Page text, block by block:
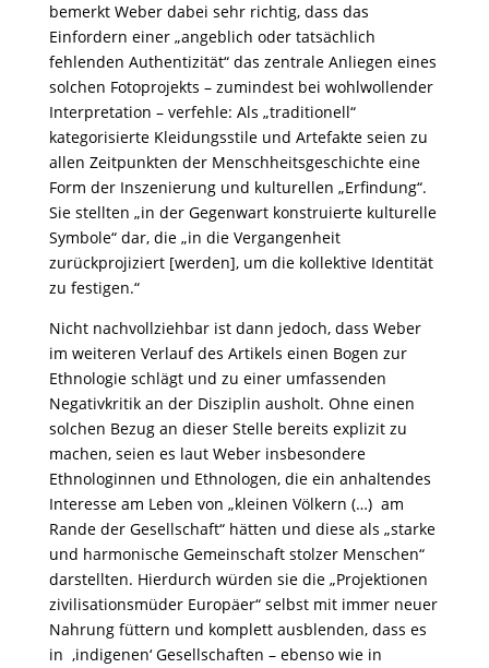
bemerkt Weber dabei sehr richtig, dass das
Einfordern einer „angeblich oder tatsächlich
fehlenden Authentizität“ das zentrale Anliegen eines
solchen Fotoprojekts – zumindest bei wohlwollender
Interpretation – verfehle: Als „traditionell“
kategorisierte Kleidungsstile und Artefakte seien zu
allen Zeitpunkten der Menschheitsgeschichte eine
Form der Inszenierung und kulturellen „Erfindung“.
Sie stellten „in der Gegenwart konstruierte kulturelle
Symbole“ dar, die „in die Vergangenheit
zurückprojiziert [werden], um die kollektive Identität
zu festigen.“
Nicht nachvollziehbar ist dann jedoch, dass Weber
im weiteren Verlauf des Artikels einen Bogen zur
Ethnologie schlägt und zu einer umfassenden
Negativkritik an der Disziplin ausholt. Ohne einen
solchen Bezug an dieser Stelle bereits explizit zu
machen, seien es laut Weber insbesondere
Ethnologinnen und Ethnologen, die ein anhaltendes
Interesse am Leben von „kleinen Völkern (…) am
Rande der Gesellschaft“ hätten und diese als „starke
und harmonische Gemeinschaft stolzer Menschen“
darstellten. Hierdurch würden sie die „Projektionen
zivilisationsmüder Europäer“ selbst mit immer neuer
Nahrung füttern und komplett ausblenden, dass es
in ‚indigenen‘ Gesellschaften – ebenso wie in